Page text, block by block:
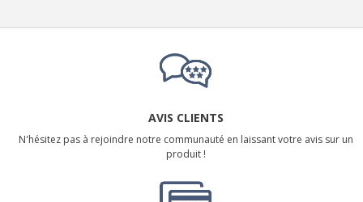
AVIS CLIENTS
N'hésitez pas à rejoindre notre communauté en laissant votre avis sur un
produit !